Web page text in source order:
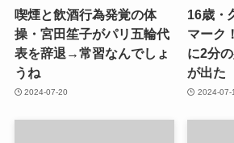
喫煙と飲酒行為発覚の体
操・宮田笙子がパリ五輪代
表を辞退→常習なんでしょ
うね
2024-07-20
16歳・
マーク
に2分
が出た
2024-07-